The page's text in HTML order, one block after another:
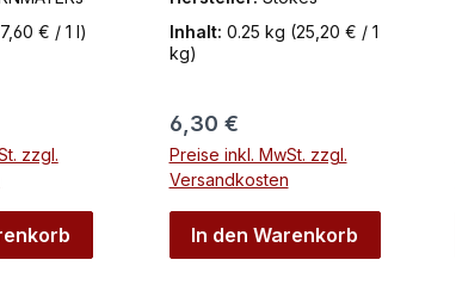
€ / 1 l)
zzgl.
Inhalt: 0.25 kg (25,20 € / 1
kg)
Regulärer Preis:
6,30 €
Preise inkl. MwSt. zzgl.
Versandkosten
In den Warenkorb